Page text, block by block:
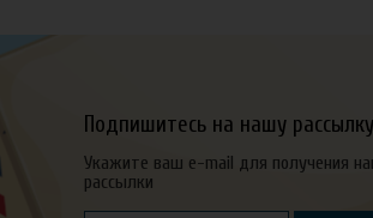
Подпишитесь на нашу рассылку
Укажите ваш e-mail для получения
рассылки